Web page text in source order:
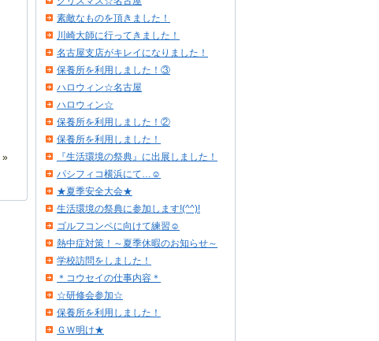
»
素敵なものを頂きました！
川崎大師に行ってきました！
名古屋支店がキレイになりました！
保養所を利用しました！③
ハロウィン☆名古屋
ハロウィン☆
保養所を利用しました！②
保養所を利用しました！
『生活環境の祭典』に出展しました！
パシフィコ横浜にて…☺
★夏季安全大会★
生活環境の祭典に参加します!(^^)!
ゴルフコンペに向けて練習☺
熱中症対策！～夏季休暇のお知らせ～
学校訪問をしました！
＊コウセイの仕事内容＊
☆研修会参加☆
保養所を利用しました！
ＧＷ明け★